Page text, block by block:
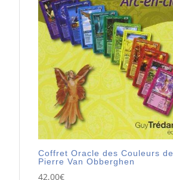
Coffret Oracle des Couleurs de
Pierre Van Obberghen
42,00€